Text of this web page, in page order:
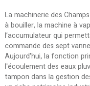
La machinerie des
à bouiller, la machine à
l’accumulateur qui
commande des sept
Aujourd'hui, la fonction
l'écoulement des eaux
tampon dans la gestion